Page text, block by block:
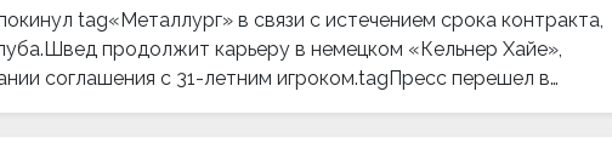
tag«Металлург» в связи с истечением срока контракта,
продолжит карьеру в немецком «Кельнер Хайе»,
соглашения с 31-летним игроком.tagПресс перешел в…